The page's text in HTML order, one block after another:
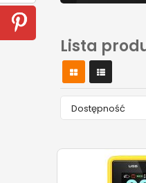
Lista
Dostępność